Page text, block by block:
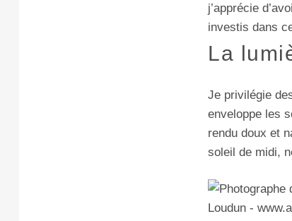
j’apprécie
investis dans
La
Je privilégie
enveloppe les
rendu doux et
soleil de midi,